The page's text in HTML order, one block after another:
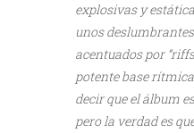
explosivas y
unos
acentuados por
potente base
decir que el álbum
pero la verdad es